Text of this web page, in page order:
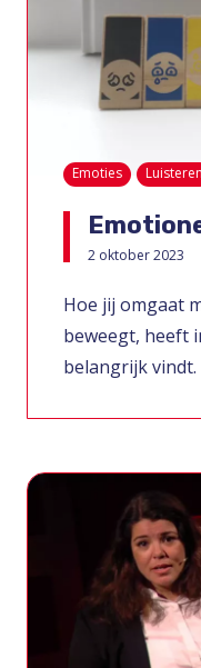
Emoties Luisteren
2 oktober 2023
Hoe jij omgaat
beweegt, heeft
belangrijk vindt.